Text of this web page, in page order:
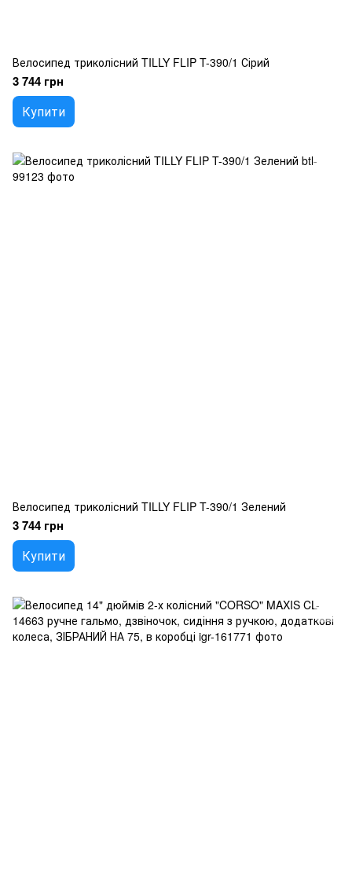
Велосипед триколісний TILLY FLIP T-390/1 Сірий
3 744 грн
Купити
Велосипед триколісний TILLY FLIP T-390/1 Зелений
3 744 грн
Купити